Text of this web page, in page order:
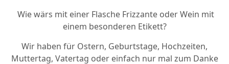
Wie wärs mit einer Flasche Frizzante oder Wein mit
einem besonderen Etikett?
Wir haben für Ostern, Geburtstage, Hochzeiten,
Muttertag, Vatertag oder einfach nur mal zum Danke